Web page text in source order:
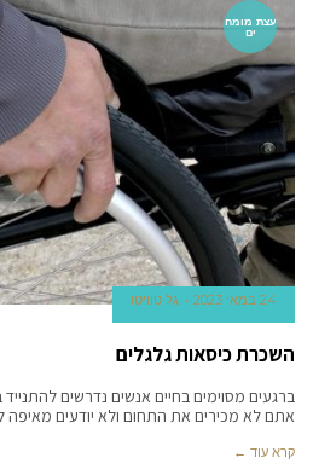
עצת מומח
ים
24 במאי 2023 גל טוויטו
השכרת כיסאות גלגלים
ברגעים מסוימים בחיים אנשים נדרשים
אתם לא מכירים את התחום ולא יודעים
קרא עוד ←